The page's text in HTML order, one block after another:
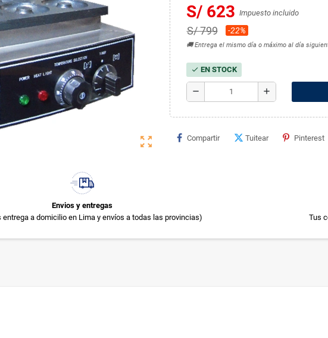
zoom_out_map
S/ 623Impuesto incluido
S/ 799 -22%
🚚 Entrega el mismo día o máximo al día
check EN STOCK
remove add
Compartir Tuitear Pinterest
Envios y entregas
a domicilio en Lima y envíos a todas las provincias)
Tus